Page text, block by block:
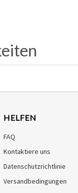
HELFEN
FAQ
Kontaktiere uns
Datenschutzrichtlinie
Versandbedingungen